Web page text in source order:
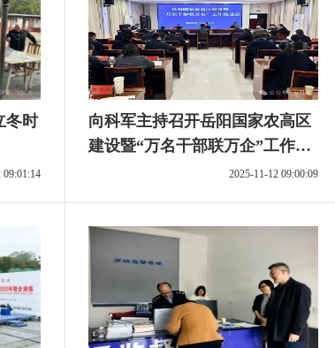
冬时
09:01:14
向科军主持召开岳阳国家农高区
建设暨“万名干部联万企”工作推
2025-11-12 09:00:09